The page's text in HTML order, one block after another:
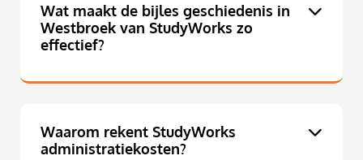
Wat maakt de bijles geschiedenis in
Westbroek van StudyWorks zo
effectief?
Waarom rekent StudyWorks
administratiekosten?